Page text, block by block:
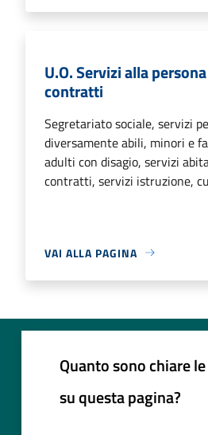
U.O. Servizi alla
contratti
Segretariato sociale, servizi
diversamente abili, minori e
adulti con disagio, servizi
contratti, servizi istruzione,
VAI ALLA PAGINA
Quanto sono chiare
su questa pagina?